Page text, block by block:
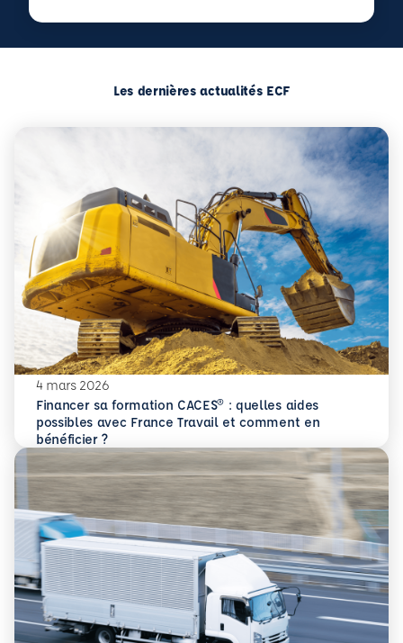
Les dernières actualités ECF
4 mars 2026
Financer sa formation CACES® : quelles aides
possibles avec France Travail et comment en
bénéficier ?
En savoir plus
Financer sa formation CACES® : quelles aides possibles